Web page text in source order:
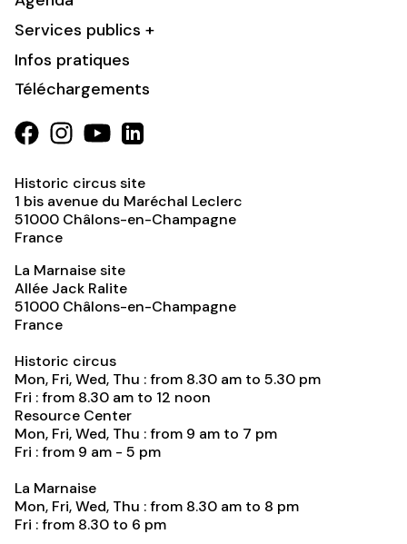
Services publics +
Infos pratiques
Téléchargements
Historic circus site
1 bis avenue du Maréchal Leclerc
51000 Châlons-en-Champagne
France
La Marnaise site
Allée Jack Ralite
51000 Châlons-en-Champagne
France
Historic circus
Mon, Fri, Wed, Thu : from 8.30 am to 5.30 pm
Fri : from 8.30 am to 12 noon
Resource Center
Mon, Fri, Wed, Thu : from 9 am to 7 pm
Fri : from 9 am - 5 pm
La Marnaise
Mon, Fri, Wed, Thu : from 8.30 am to 8 pm
Fri : from 8.30 to 6 pm